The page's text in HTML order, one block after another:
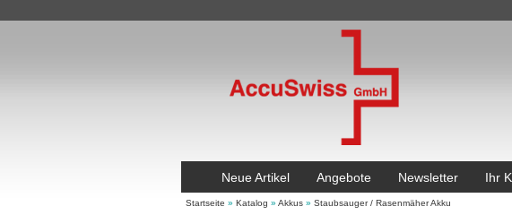
Neue Artikel Angebote Newsletter Ihr
Startseite » Katalog » Akkus » Staubsauger / Rasenmäher Akku